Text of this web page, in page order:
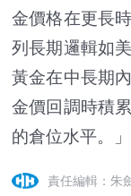
金價格在更長
列長期邏輯如
黃金在中長期
金價回調時積
的倉位水平。」
責任編輯：朱